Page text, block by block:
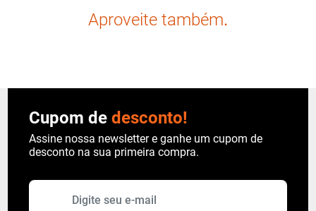
Aproveite também.
Cupom dedesconto!
Assine nossa newsletter e ganhe um cupom de
desconto na sua primeira compra.